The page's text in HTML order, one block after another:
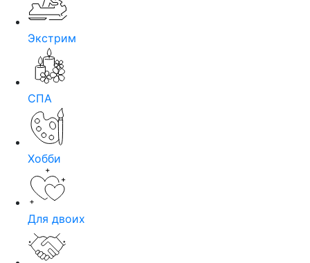
Экстрим
СПА
Хобби
Для двоих